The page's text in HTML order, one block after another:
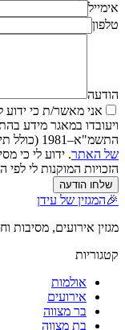
אימייל
טלפון
הודעה
אני מאשר/ת כי ידוע
ויעובדו במאגר מידע
התשמ"א–1981 (כולל תיקון 13), ולמטרות המפורטות
של האתר. ידוע לי כי
הזכויות המוקנות לי לפי
שלחו הודעה
🎉המגזין של עידן
מגזין אירועים,
קטגוריות
אולמות
אירועים
בר מצווה
בת מצווה